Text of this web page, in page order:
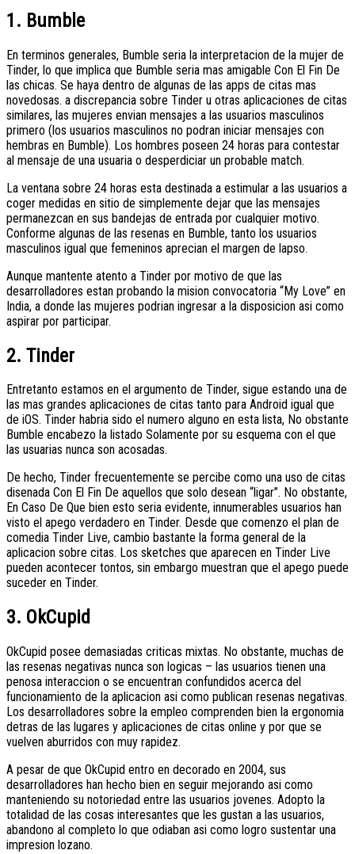
1. Bumble
En terminos generales, Bumble seri­a la interpretacion de la mujer de
Tinder, lo que implica que Bumble seri­a mas amigable Con El Fin De
las chicas. Se haya dentro de algunas de las apps de citas mas
novedosas. a discrepancia sobre Tinder u otras aplicaciones de citas
similares, las mujeres envian mensajes a las usuarios masculinos
primero (los usuarios masculinos no podran iniciar mensajes con
hembras en Bumble). Los hombres poseen 24 horas para contestar
al mensaje de una usuaria o desperdiciar un probable match.
La ventana sobre 24 horas esta destinada a estimular a las usuarios a
coger medidas en sitio de simplemente dejar que las mensajes
permanezcan en sus bandejas de entrada por cualquier motivo.
Conforme algunas de las resenas en Bumble, tanto los usuarios
masculinos igual que femeninos aprecian el margen de lapso.
Aunque mantente atento a Tinder por motivo de que las
desarrolladores estan probando la mision convocatoria “My Love” en
India, a donde las mujeres podri­an ingresar a la disposicion asi­ como
aspirar por participar.
2. Tinder
Entretanto estamos en el argumento de Tinder, sigue estando una de
las mas grandes aplicaciones de citas tanto para Android igual que
de iOS. Tinder habria sido el numero alguno en esta lista, No obstante
Bumble encabezo la listado Solamente por su esquema con el que
las usuarias nunca son acosadas.
De hecho, Tinder frecuentemente se percibe como una uso de citas
disenada Con El Fin De aquellos que solo desean “ligar”. No obstante,
En Caso De Que bien esto seri­a evidente, innumerables usuarios han
visto el apego verdadero en Tinder. Desde que comenzo el plan de
comedia Tinder Live, cambio bastante la forma general de la
aplicacion sobre citas. Los sketches que aparecen en Tinder Live
pueden acontecer tontos, sin embargo muestran que el apego puede
suceder en Tinder.
3. OkCupid
OkCupid posee demasiadas criticas mixtas. No obstante, muchas de
las resenas negativas nunca son logicas – las usuarios tienen una
penosa interaccion o se encuentran confundidos acerca del
funcionamiento de la aplicacion asi­ como publican resenas negativas.
Los desarrolladores sobre la empleo comprenden bien la ergonomia
detras de las lugares y aplicaciones de citas online y por que se
vuelven aburridos con muy rapidez.
A pesar de que OkCupid entro en decorado en 2004, sus
desarrolladores han hecho bien en seguir mejorando asi­ como
manteniendo su notoriedad entre las usuarios jovenes. Adopto la
totalidad de las cosas interesantes que les gustan a las usuarios,
abandono al completo lo que odiaban asi­ como logro sustentar una
impresion lozano.